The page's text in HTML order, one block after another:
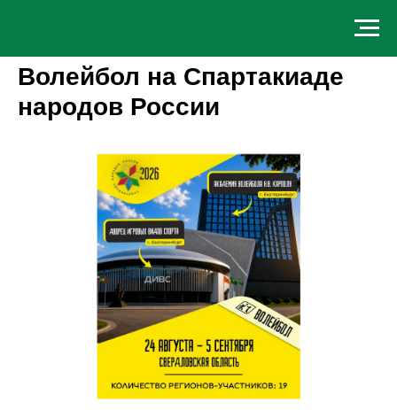
Волейбол на Спартакиаде
народов России